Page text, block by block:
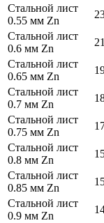
Стальной лист
0.55 мм Zn
Стальной лист
0.6 мм Zn
Стальной лист
0.65 мм Zn
Стальной лист
0.7 мм Zn
Стальной лист
0.75 мм Zn
Стальной лист
0.8 мм Zn
Стальной лист
0.85 мм Zn
Стальной лист
0.9 мм Zn